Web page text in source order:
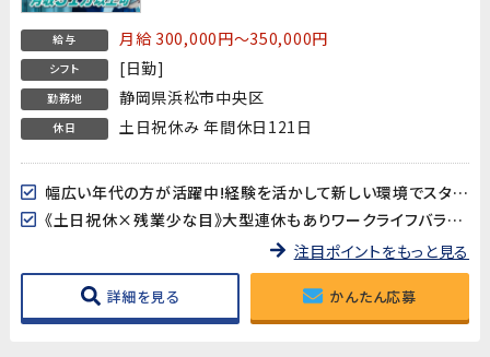
給与 月給 300,000円～350,000円
シフト [日勤]
勤務地 静岡県浜松市中央区
休日 土日祝休み 年間休日121日
幅広い年代の方が活躍中!経験を活かして新しい環境でスタートしませんか!?
《土日祝休×残業少な目》大型連休もありワークライフバランスもバッチリ♪
注目ポイントをもっと見る
詳細を見る かんたん応募